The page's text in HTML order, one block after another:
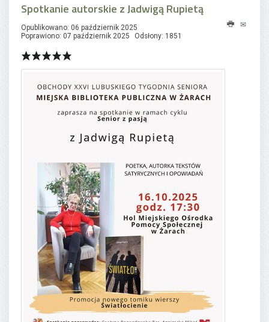
Spotkanie autorskie z Jadwigą Rupietą
Opublikowano: 06 październik 2025
Poprawiono: 07 październik 2025
Odsłony: 1851